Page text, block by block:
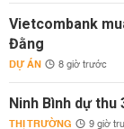
Vietcombank
Đằng
DỰ ÁN 8 giờ trước
Ninh Bình dự
THỊ TRƯỜNG 9 giờ